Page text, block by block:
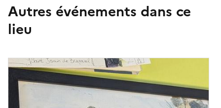
Autres événements dans ce
lieu